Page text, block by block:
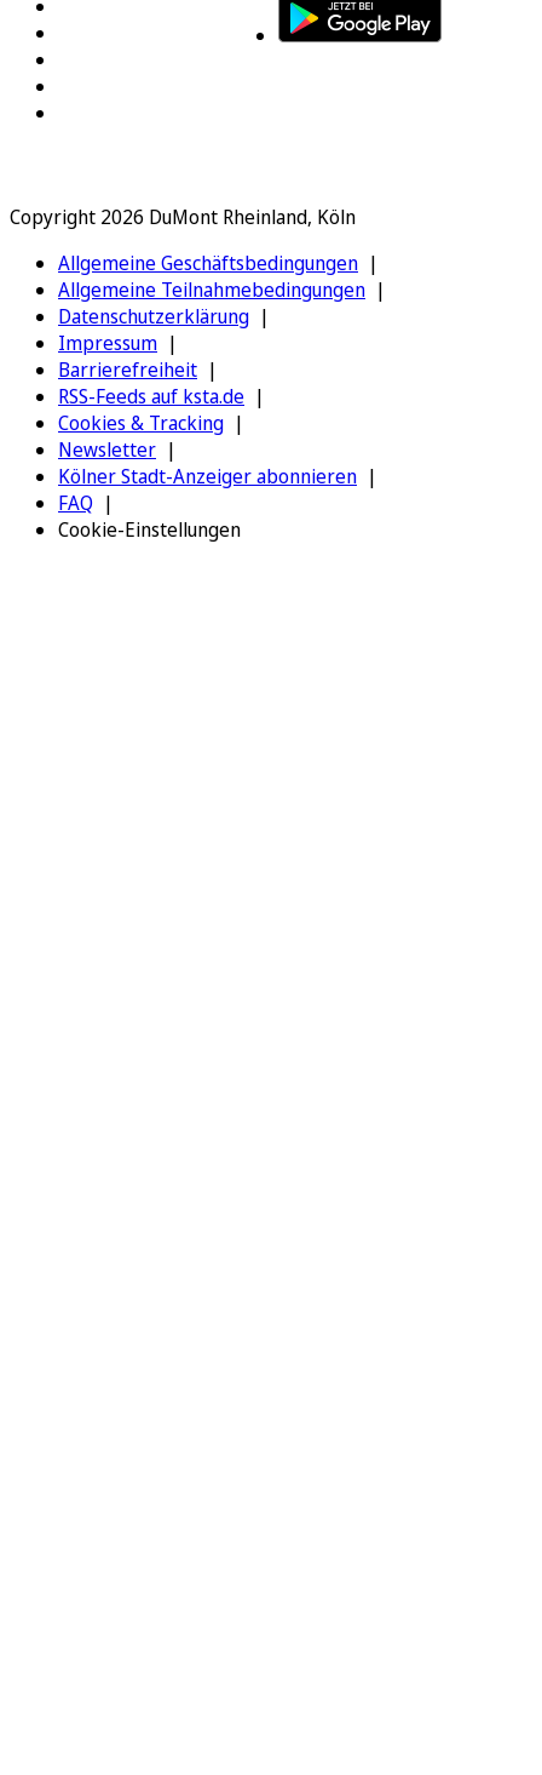
Copyright 2026 DuMont Rheinland, Köln
Allgemeine Geschäftsbedingungen
Allgemeine Teilnahmebedingungen
Datenschutzerklärung
Impressum
Barrierefreiheit
RSS-Feeds auf ksta.de
Cookies & Tracking
Newsletter
Kölner Stadt-Anzeiger abonnieren
FAQ
Cookie-Einstellungen